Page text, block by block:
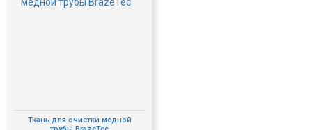
Ткань для очистки медной